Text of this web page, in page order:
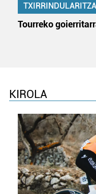
TXIRRINDULARITZA
Tourreko
KIROLA